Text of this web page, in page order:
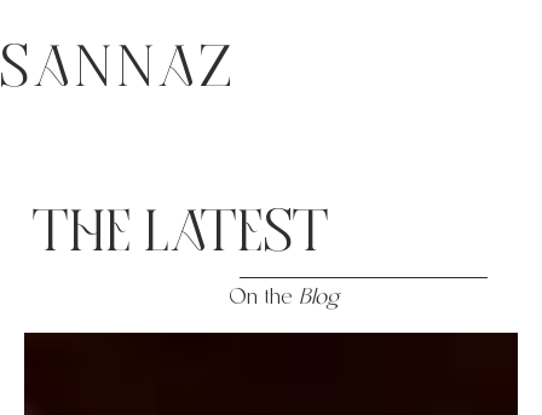
SANNAZ
THE LATEST
On the Blog